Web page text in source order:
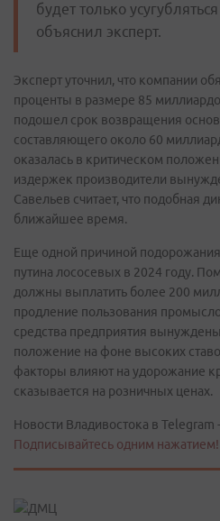
будет только
объяснил эксперт.
Эксперт уточнил, что компании
проценты в размере 85
подошел срок возвращения
составляющего около 60
оказалась в критическом
издержек производители
Савельев считает, что подобная
ближайшее время.
Еще одной причиной подорожания
путина лососевых в 2024 году.
должны выплатить более 200
продление пользования
средства предприятия вынуждены
положение на фоне высоких
факторы влияют на удорожание
сказывается на розничных ценах.
Новости Владивостока в Telegram
Подписывайтесь одним нажатием!